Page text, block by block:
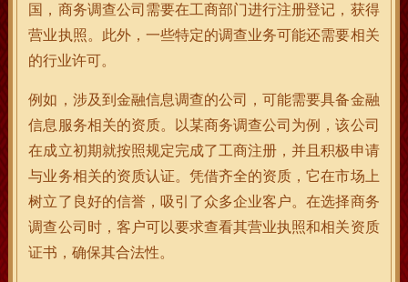
国，商务调查公司需要在工商部门进行注册登记，获得
营业执照。此外，一些特定的调查业务可能还需要相关
的行业许可。
例如，涉及到金融信息调查的公司，可能需要具备金融
信息服务相关的资质。以某商务调查公司为例，该公司
在成立初期就按照规定完成了工商注册，并且积极申请
与业务相关的资质认证。凭借齐全的资质，它在市场上
树立了良好的信誉，吸引了众多企业客户。在选择商务
调查公司时，客户可以要求查看其营业执照和相关资质
证书，确保其合法性。